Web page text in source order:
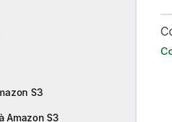
S3
Amazon S3